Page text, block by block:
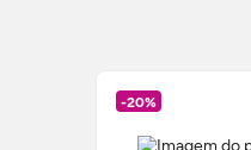
-20%